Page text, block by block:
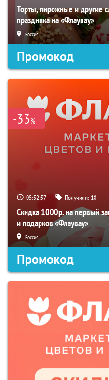
Торты, пирожные и другие
праздника на «Флаувау»
Россия
Промокод
-33%
05:52:56 Получили: 18
Скидка 1000р. на первый
и подарков «Флаувау»
Россия
Промокод